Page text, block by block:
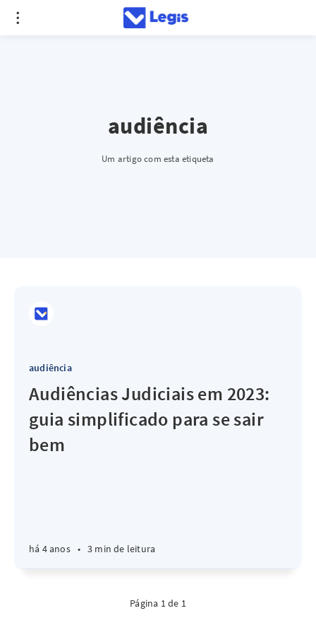
audiência
Um artigo com esta etiqueta
audiência
Audiências Judiciais em 2023:
guia simplificado para se sair
bem
há 4 anos • 3 min de leitura
Página 1 de 1